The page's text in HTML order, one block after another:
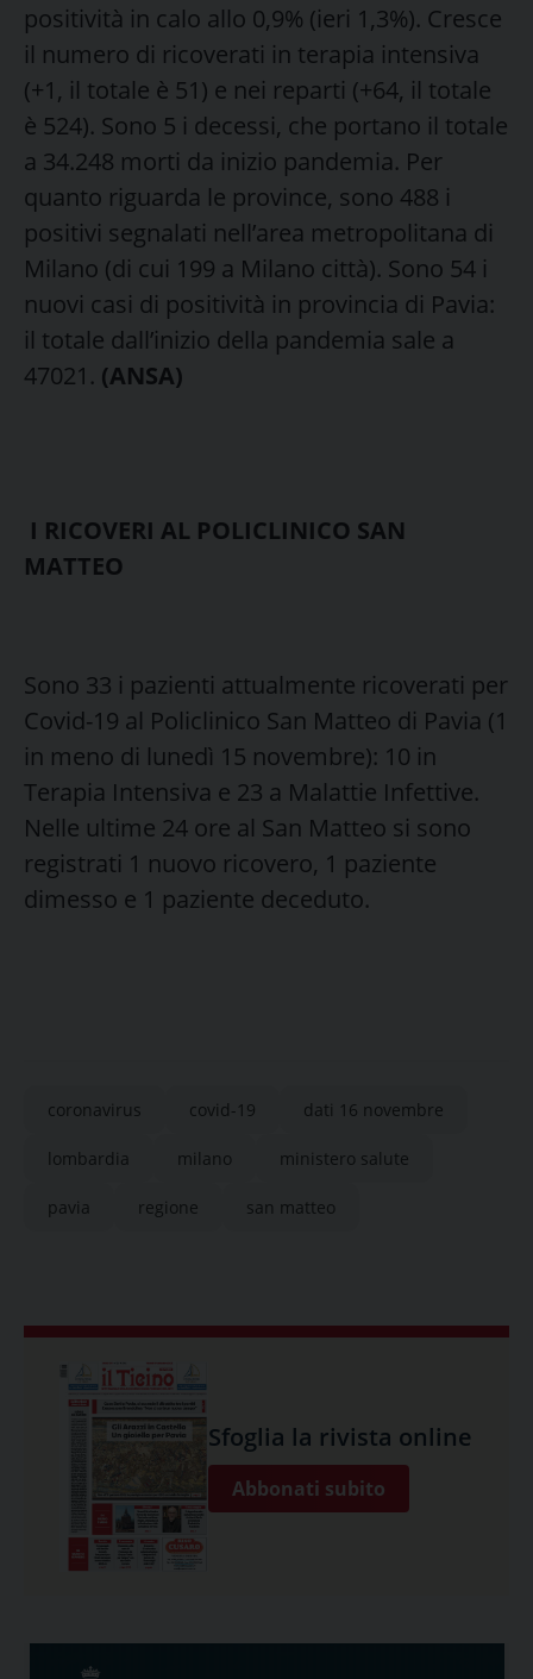
positività in calo allo 0,9% (ieri 1,3%). Cresce
il numero di ricoverati in terapia intensiva
(+1, il totale è 51) e nei reparti (+64, il totale
è 524). Sono 5 i decessi, che portano il totale
a 34.248 morti da inizio pandemia. Per
quanto riguarda le province, sono 488 i
positivi segnalati nell’area metropolitana di
Milano (di cui 199 a Milano città). Sono 54 i
nuovi casi di positività in provincia di Pavia:
il totale dall’inizio della pandemia sale a
47021. (ANSA)
I RICOVERI AL POLICLINICO SAN
MATTEO
Sono 33 i pazienti attualmente ricoverati per
Covid-19 al Policlinico San Matteo di Pavia (1
in meno di lunedì 15 novembre): 10 in
Terapia Intensiva e 23 a Malattie Infettive.
Nelle ultime 24 ore al San Matteo si sono
registrati 1 nuovo ricovero, 1 paziente
dimesso e 1 paziente deceduto.
coronavirus covid-19 dati 16 novembre
lombardia milano ministero salute
pavia regione san matteo
Sfoglia la rivista online
Abbonati subito